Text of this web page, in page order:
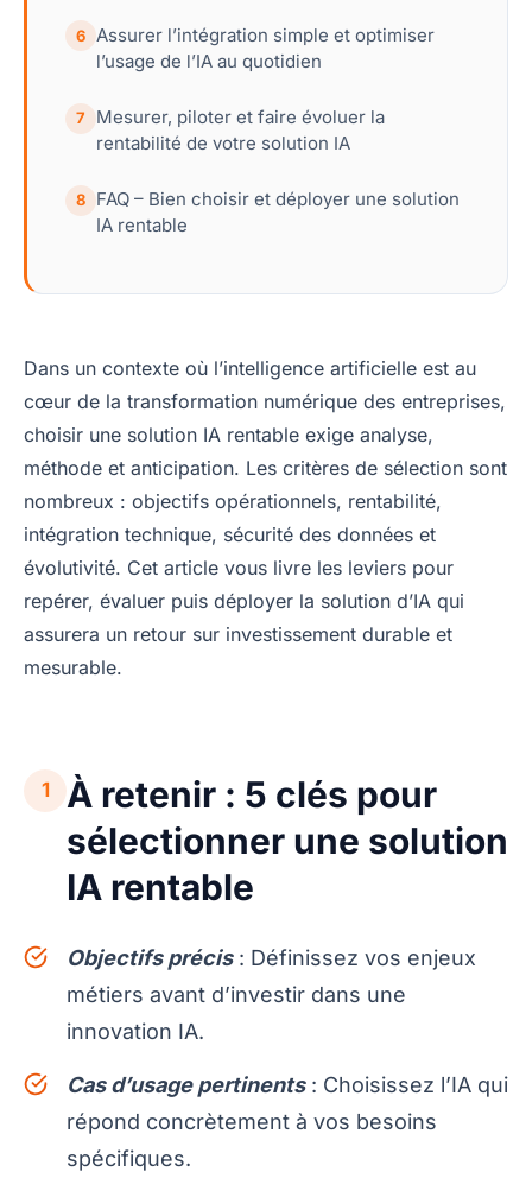
6
Assurer l’intégration simple et optimiser
l’usage de l’IA au quotidien
7
Mesurer, piloter et faire évoluer la
rentabilité de votre solution IA
8
FAQ – Bien choisir et déployer une solution
IA rentable
Dans un contexte où l’intelligence artificielle est au
cœur de la transformation numérique des entreprises,
choisir une solution IA rentable exige analyse,
méthode et anticipation. Les critères de sélection sont
nombreux : objectifs opérationnels, rentabilité,
intégration technique, sécurité des données et
évolutivité. Cet article vous livre les leviers pour
repérer, évaluer puis déployer la solution d’IA qui
assurera un retour sur investissement durable et
mesurable.
1
À retenir : 5 clés pour
sélectionner une solution
IA rentable
Objectifs précis: Définissez vos enjeux
métiers avant d’investir dans une
innovation IA.
Cas d’usage pertinents: Choisissez l’IA qui
répond concrètement à vos besoins
spécifiques.